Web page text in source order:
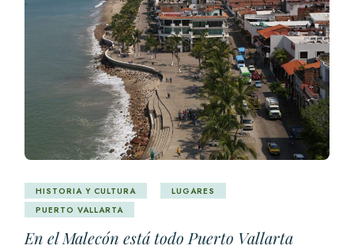
HISTORIA Y CULTURA
LUGARES
PUERTO VALLARTA
En el Malecón está todo Puerto Vallarta